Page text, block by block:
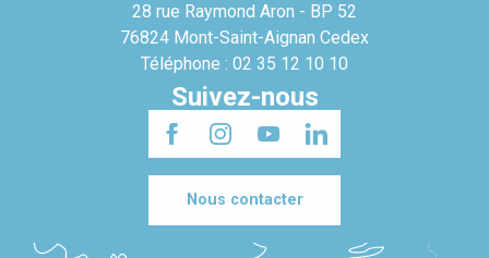
28 rue Raymond Aron - BP 52
76824 Mont-Saint-Aignan Cedex
Téléphone : 02 35 12 10 10
Suivez-nous
Nous contacter